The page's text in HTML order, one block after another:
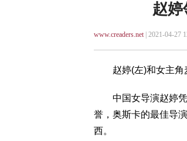
赵婷
www.creaders.net| 2021-04-27
赵婷(左)和女主角
中国女导演赵婷凭
誉，奥斯卡的最佳导
西。